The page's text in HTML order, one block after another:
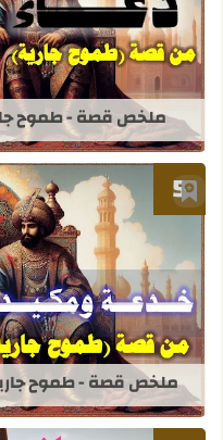
ملخص قصة - طموح
أضف إلى العلامات المرجعية
ملخص قصة - طموح